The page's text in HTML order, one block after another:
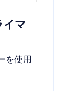
イマ
を使用